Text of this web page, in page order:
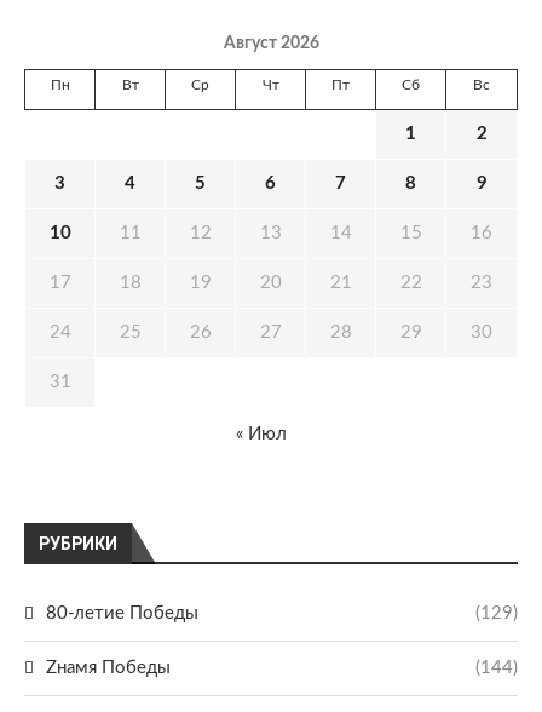
РУБРИКИ
80-летие Победы (129)
Zнамя Победы (144)
Август 2026
Пн Вт Ср Чт Пт Сб Вс
1 2
3 4 5 6 7 8 9
10 11 12 13 14 15 16
17 18 19 20 21 22 23
24 25 26 27 28 29 30
31
« Июл